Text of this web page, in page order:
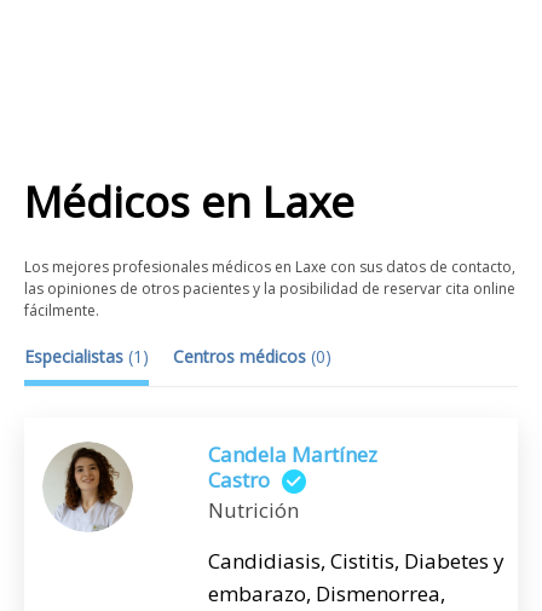
Médicos en Laxe
Los mejores profesionales médicos en Laxe con sus datos de contacto,
las opiniones de otros pacientes y la posibilidad de reservar cita online
fácilmente.
Especialistas (1 ) Centros médicos (0)
Candela Martínez
Castro
Nutrición
Candidiasis, Cistitis, Diabetes y
embarazo, Dismenorrea,